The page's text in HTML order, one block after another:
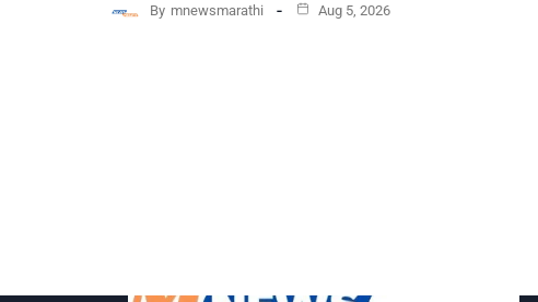
By mnewsmarathi Aug 5, 2026